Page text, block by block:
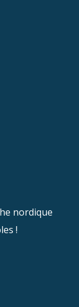
nordique
!